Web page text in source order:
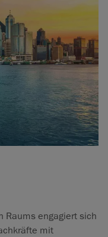
Raums engagiert sich
mit